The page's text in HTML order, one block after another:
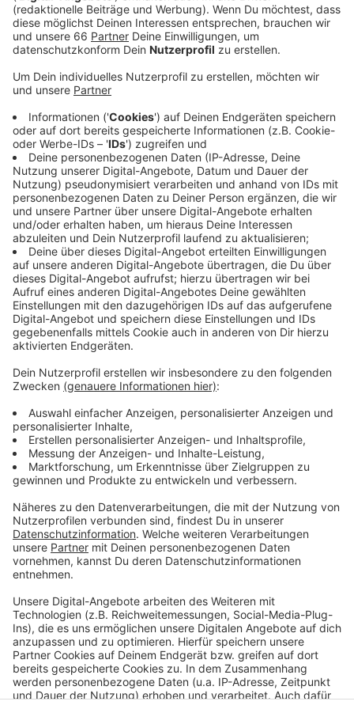
Rahmenprogramm - und zwar auf der
Landtagswiese, wo auch der Zieleinlauf
stattfindet.
Veröffentlicht:Sonntag, 19.06.2022 09:21
Anzeige
Beim Düsseldorfer Triathlon sind nicht nur Profis am
Start, sondern auch Hobbysportler. Daher gibt es auch
unterschiedliche Distanzen. Die Rheinbahn fährt in
dieser Zeit anders als normal.
Anzeige
Weitere Infos und Links zum Thema
Alle Infos zum Triathlon 2022 in Düsseldorf:
Wegen Straßensperrungen kommt es für Auto,
Busse und Bahnen zu Einschränkungen. Hier die
Infos der Rheinbahn:
Hier geht es zur Streckenführung:
Anzeige
Anzeige